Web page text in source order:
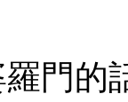
的